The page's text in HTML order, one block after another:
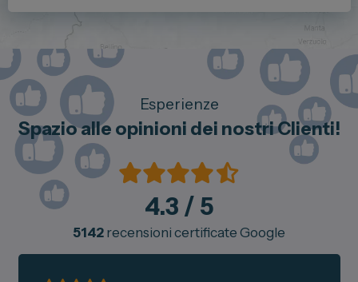
Esperienze
Spazio alle opinioni dei nostri Clienti!
4.3 / 5
5142recensioni certificate Google